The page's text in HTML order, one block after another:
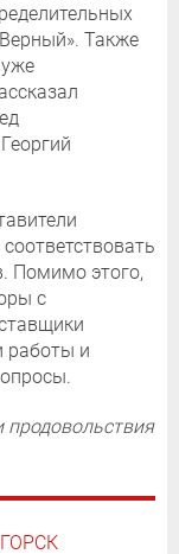
Также
Помимо этого,
с
работы и
продовольствия